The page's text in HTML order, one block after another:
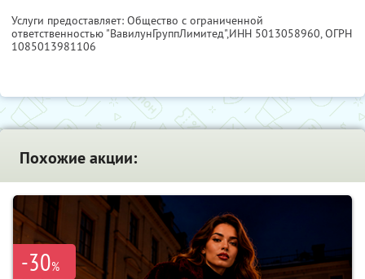
Услуги предоставляет: Общество с ограниченной
ответственностью "ВавилунГруппЛимитед",ИНН 5013058960, ОГРН
1085013981106
Похожие акции:
-30%